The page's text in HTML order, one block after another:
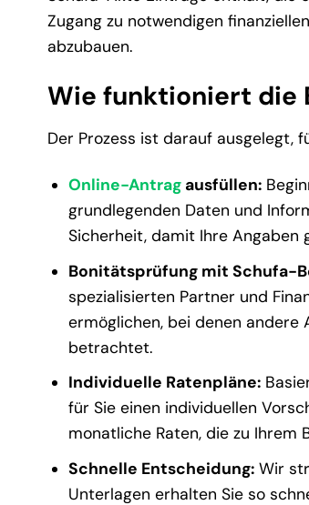
Zugang zu notwendigen
abzubauen.
Wie funktioniert die
Der Prozess ist darauf ausgelegt,
Online-Antragausfüllen:
grundlegenden Daten und
Sicherheit, damit Ihre Angaben
Bonitätsprüfung mit Schufa-
spezialisierten Partner und
ermöglichen, bei denen andere
betrachtet.
Individuelle Ratenpläne:
für Sie einen individuellen
monatliche Raten, die zu Ihrem
Schnelle Entscheidung:Wir
Unterlagen erhalten Sie so